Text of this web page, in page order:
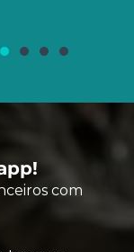
com